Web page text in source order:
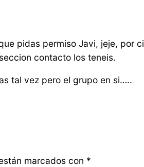
pidas permiso Javi, jeje, por
contacto los teneis.
tal vez pero el grupo en si…..
marcados con *